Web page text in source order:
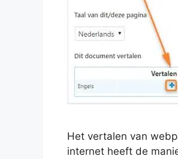
Het vertalen van
internet heeft de